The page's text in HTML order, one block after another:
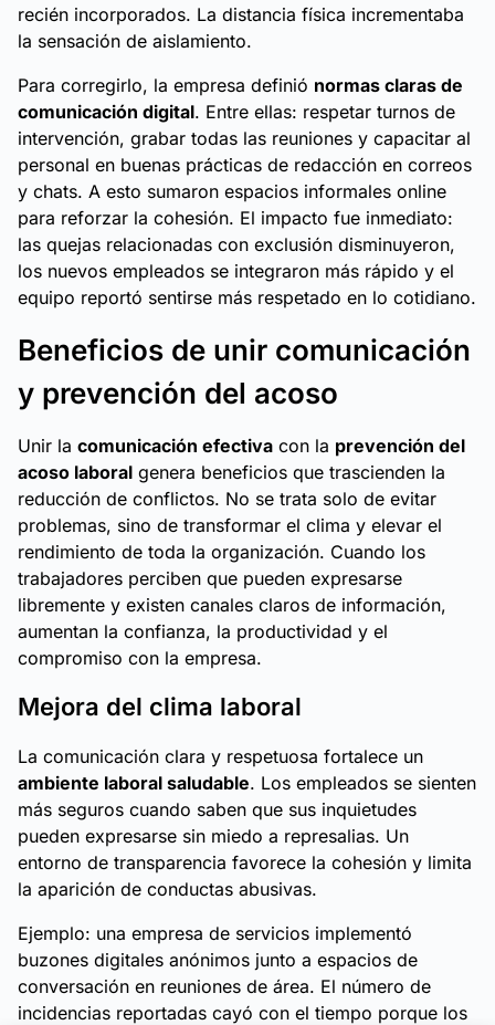
recién incorporados. La distancia física incrementaba
la sensación de aislamiento.
Para corregirlo, la empresa definió normas claras de
comunicación digital. Entre ellas: respetar turnos de
intervención, grabar todas las reuniones y capacitar al
personal en buenas prácticas de redacción en correos
y chats. A esto sumaron espacios informales online
para reforzar la cohesión. El impacto fue inmediato:
las quejas relacionadas con exclusión disminuyeron,
los nuevos empleados se integraron más rápido y el
equipo reportó sentirse más respetado en lo cotidiano.
Beneficios de unir comunicación
y prevención del acoso
Unir la comunicación efectiva con la prevención del
acoso laboral genera beneficios que trascienden la
reducción de conflictos. No se trata solo de evitar
problemas, sino de transformar el clima y elevar el
rendimiento de toda la organización. Cuando los
trabajadores perciben que pueden expresarse
libremente y existen canales claros de información,
aumentan la confianza, la productividad y el
compromiso con la empresa.
Mejora del clima laboral
La comunicación clara y respetuosa fortalece un
ambiente laboral saludable. Los empleados se sienten
más seguros cuando saben que sus inquietudes
pueden expresarse sin miedo a represalias. Un
entorno de transparencia favorece la cohesión y limita
la aparición de conductas abusivas.
Ejemplo: una empresa de servicios implementó
buzones digitales anónimos junto a espacios de
conversación en reuniones de área. El número de
incidencias reportadas cayó con el tiempo porque los